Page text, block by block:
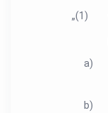
„(1)
a)
b)